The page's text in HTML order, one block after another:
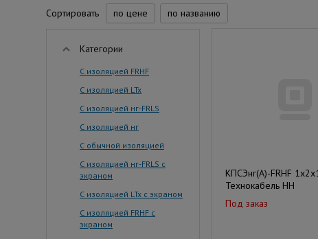
Сортировать по цене по названию
Категории
С изоляцией FRHF
С изоляцией LTx
С изоляцией нг-FRLS
С изоляцией нг
С обычной изоляцией
С изоляцией нг-FRLS с
экраном
С изоляцией LTx с экраном
С изоляцией FRHF с
экраном
КПСЭнг(А)-FRHF
Технокабель НН
Под заказ